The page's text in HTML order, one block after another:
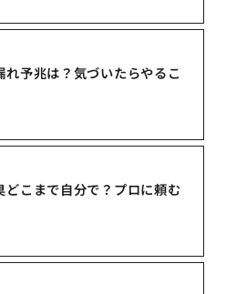
れ予兆は？気づいたらやるこ
こまで自分で？プロに頼む